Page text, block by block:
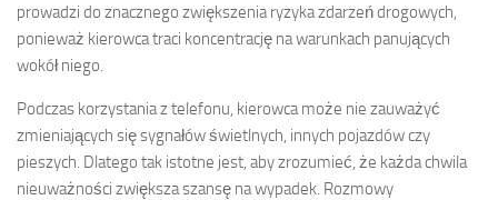
prowadzi do znacznego zwiększenia ryzyka zdarzeń drogowych,
ponieważ kierowca traci koncentrację na warunkach panujących
wokół niego.
Podczas korzystania z telefonu, kierowca może nie zauważyć
zmieniających się sygnałów świetlnych, innych pojazdów czy
pieszych. Dlatego tak istotne jest, aby zrozumieć, że każda chwila
nieuważności zwiększa szansę na wypadek. Rozmowy